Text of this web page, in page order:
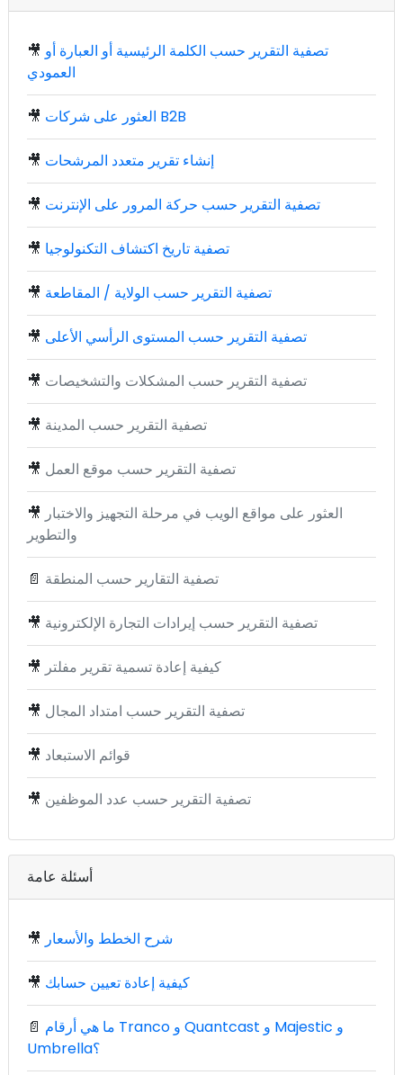
🎥 تصفية التقرير حسب الكلمة الرئيسية أو العبارة أو
العمودي
🎥 العثور على شركات B2B
🎥 إنشاء تقرير متعدد المرشحات
🎥 تصفية التقرير حسب حركة المرور على الإنترنت
🎥 تصفية تاريخ اكتشاف التكنولوجيا
🎥 تصفية التقرير حسب الولاية / المقاطعة
🎥 تصفية التقرير حسب المستوى الرأسي الأعلى
🎥 تصفية التقرير حسب المشكلات والتشخيصات
🎥 تصفية التقرير حسب المدينة
🎥 تصفية التقرير حسب موقع العمل
🎥 العثور على مواقع الويب في مرحلة التجهيز والاختبار
والتطوير
📄 تصفية التقارير حسب المنطقة
🎥 تصفية التقرير حسب إيرادات التجارة الإلكترونية
🎥 كيفية إعادة تسمية تقرير مفلتر
🎥 تصفية التقرير حسب امتداد المجال
🎥 قوائم الاستبعاد
🎥 تصفية التقرير حسب عدد الموظفين
أسئلة عامة
🎥 شرح الخطط والأسعار
🎥 كيفية إعادة تعيين حسابك
📄 ما هي أرقام Tranco و Quantcast و Majestic و
Umbrella؟